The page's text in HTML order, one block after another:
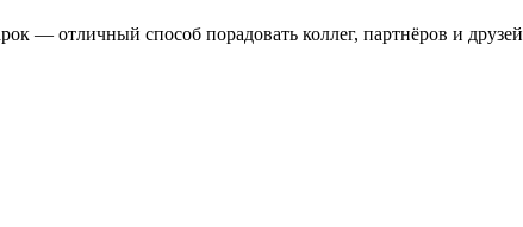
— отличный способ порадовать коллег, партнёров и друзей